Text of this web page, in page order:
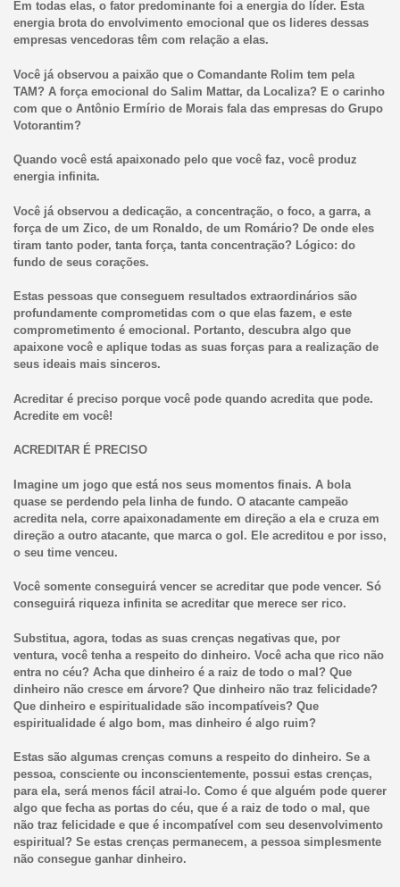
Em todas elas, o fator predominante foi a energia do líder. Esta
energia brota do envolvimento emocional que os lideres dessas
empresas vencedoras têm com relação a elas.
Você já observou a paixão que o Comandante Rolim tem pela
TAM? A força emocional do Salim Mattar, da Localiza? E o carinho
com que o Antônio Ermírio de Morais fala das empresas do Grupo
Votorantim?
Quando você está apaixonado pelo que você faz, você produz
energia infinita.
Você já observou a dedicação, a concentração, o foco, a garra, a
força de um Zico, de um Ronaldo, de um Romário? De onde eles
tiram tanto poder, tanta força, tanta concentração? Lógico: do
fundo de seus corações.
Estas pessoas que conseguem resultados extraordinários são
profundamente comprometidas com o que elas fazem, e este
comprometimento é emocional. Portanto, descubra algo que
apaixone você e aplique todas as suas forças para a realização de
seus ideais mais sinceros.
Acreditar é preciso porque você pode quando acredita que pode.
Acredite em você!
ACREDITAR É PRECISO
Imagine um jogo que está nos seus momentos finais. A bola
quase se perdendo pela linha de fundo. O atacante campeão
acredita nela, corre apaixonadamente em direção a ela e cruza em
direção a outro atacante, que marca o gol. Ele acreditou e por isso,
o seu time venceu.
Você somente conseguirá vencer se acreditar que pode vencer. Só
conseguirá riqueza infinita se acreditar que merece ser rico.
Substitua, agora, todas as suas crenças negativas que, por
ventura, você tenha a respeito do dinheiro. Você acha que rico não
entra no céu? Acha que dinheiro é a raiz de todo o mal? Que
dinheiro não cresce em árvore? Que dinheiro não traz felicidade?
Que dinheiro e espiritualidade são incompatíveis? Que
espiritualidade é algo bom, mas dinheiro é algo ruim?
Estas são algumas crenças comuns a respeito do dinheiro. Se a
pessoa, consciente ou inconscientemente, possui estas crenças,
para ela, será menos fácil atrai-lo. Como é que alguém pode querer
algo que fecha as portas do céu, que é a raiz de todo o mal, que
não traz felicidade e que é incompatível com seu desenvolvimento
espiritual? Se estas crenças permanecem, a pessoa simplesmente
não consegue ganhar dinheiro.